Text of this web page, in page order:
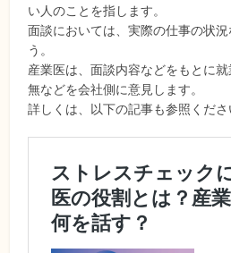
い人のことを指します。
面談においては、実際の仕事の状
う。
産業医は、面談内容などをもとに
無などを会社側に意見します。
詳しくは、以下の記事も参照くださ